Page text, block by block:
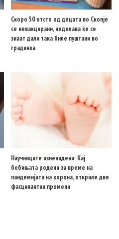
Скоро 50 отсто од децата во Скопје
се невакцирани, неделава ќе се
знаат дали така биле пуштани во
градинка
Научниците изненадени: Кај
бебињата родени за време на
пандемијата на корона, откриле две
фасцинантни промени